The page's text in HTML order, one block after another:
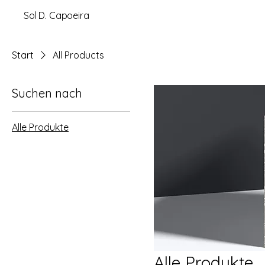
Sol D. Capoeira
Start All Products
Suchen nach
Alle Produkte